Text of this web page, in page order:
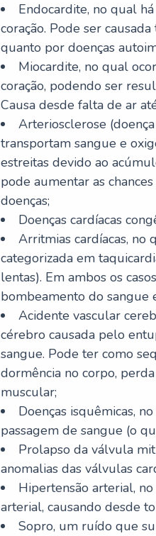
Endocardite, no qual
coração. Pode ser
quanto por doenças
Miocardite, no qual
coração, podendo ser
Causa desde falta de ar
Arteriosclerose
transportam sangue e
estreitas devido ao
pode aumentar as
doenças;
Doenças cardíacas
Arritmias cardíacas, no
categorizada em
lentas). Em ambos os
bombeamento do sangue
Acidente vascular
cérebro causada pelo
sangue. Pode ter como
dormência no corpo,
muscular;
Doenças isquêmicas,
passagem de sangue (o
Prolapso da válvula
anomalias das válvulas
Hipertensão arterial,
arterial, causando desde
Sopro, um ruído que